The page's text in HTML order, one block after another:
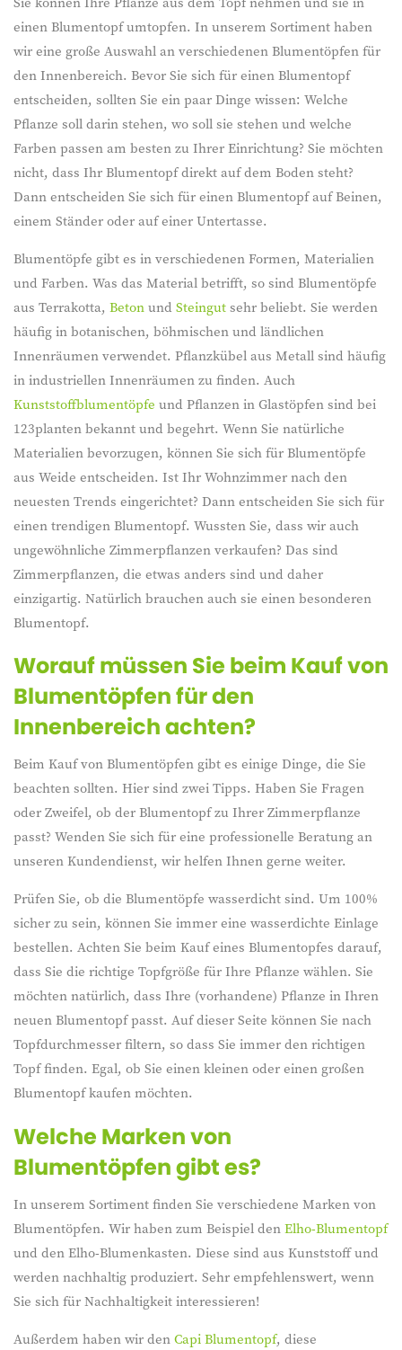
einen Blumentopf umtopfen. In unserem Sortiment haben
wir eine große Auswahl an verschiedenen Blumentöpfen für
den Innenbereich. Bevor Sie sich für einen Blumentopf
entscheiden, sollten Sie ein paar Dinge wissen: Welche
Pflanze soll darin stehen, wo soll sie stehen und welche
Farben passen am besten zu Ihrer Einrichtung? Sie möchten
nicht, dass Ihr Blumentopf direkt auf dem Boden steht?
Dann entscheiden Sie sich für einen Blumentopf auf Beinen,
einem Ständer oder auf einer Untertasse.
Blumentöpfe gibt es in verschiedenen Formen, Materialien
und Farben. Was das Material betrifft, so sind Blumentöpfe
aus Terrakotta, Betonund Steingutsehr beliebt. Sie werden
häufig in botanischen, böhmischen und ländlichen
Innenräumen verwendet. Pflanzkübel aus Metall sind häufig
in industriellen Innenräumen zu finden. Auch
Kunststoffblumentöpfe und Pflanzen in Glastöpfen sind bei
123planten bekannt und begehrt. Wenn Sie natürliche
Materialien bevorzugen, können Sie sich für Blumentöpfe
aus Weide entscheiden. Ist Ihr Wohnzimmer nach den
neuesten Trends eingerichtet? Dann entscheiden Sie sich für
einen trendigen Blumentopf. Wussten Sie, dass wir auch
ungewöhnliche Zimmerpflanzen verkaufen? Das sind
Zimmerpflanzen, die etwas anders sind und daher
einzigartig. Natürlich brauchen auch sie einen besonderen
Blumentopf.
Worauf müssen Sie beim Kauf von
Blumentöpfen für den
Innenbereich achten?
Beim Kauf von Blumentöpfen gibt es einige Dinge, die Sie
beachten sollten. Hier sind zwei Tipps. Haben Sie Fragen
oder Zweifel, ob der Blumentopf zu Ihrer Zimmerpflanze
passt? Wenden Sie sich für eine professionelle Beratung an
unseren Kundendienst, wir helfen Ihnen gerne weiter.
Prüfen Sie, ob die Blumentöpfe wasserdicht sind. Um 100%
sicher zu sein, können Sie immer eine wasserdichte Einlage
bestellen. Achten Sie beim Kauf eines Blumentopfes darauf,
dass Sie die richtige Topfgröße für Ihre Pflanze wählen. Sie
möchten natürlich, dass Ihre (vorhandene) Pflanze in Ihren
neuen Blumentopf passt. Auf dieser Seite können Sie nach
Topfdurchmesser filtern, so dass Sie immer den richtigen
Topf finden. Egal, ob Sie einen kleinen oder einen großen
Blumentopf kaufen möchten.
Welche Marken von
Blumentöpfen gibt es?
In unserem Sortiment finden Sie verschiedene Marken von
Blumentöpfen. Wir haben zum Beispiel denElho-Blumentopf
und den Elho-Blumenkasten. Diese sind aus Kunststoff und
werden nachhaltig produziert. Sehr empfehlenswert, wenn
Sie sich für Nachhaltigkeit interessieren!
Außerdem haben wir denCapi Blumentopf, diese